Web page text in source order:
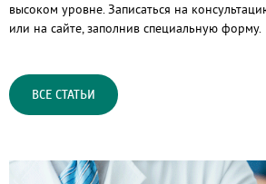
высоком уровне. Записаться на
или на сайте, заполнив специальную форму.
ВСЕ СТАТЬИ